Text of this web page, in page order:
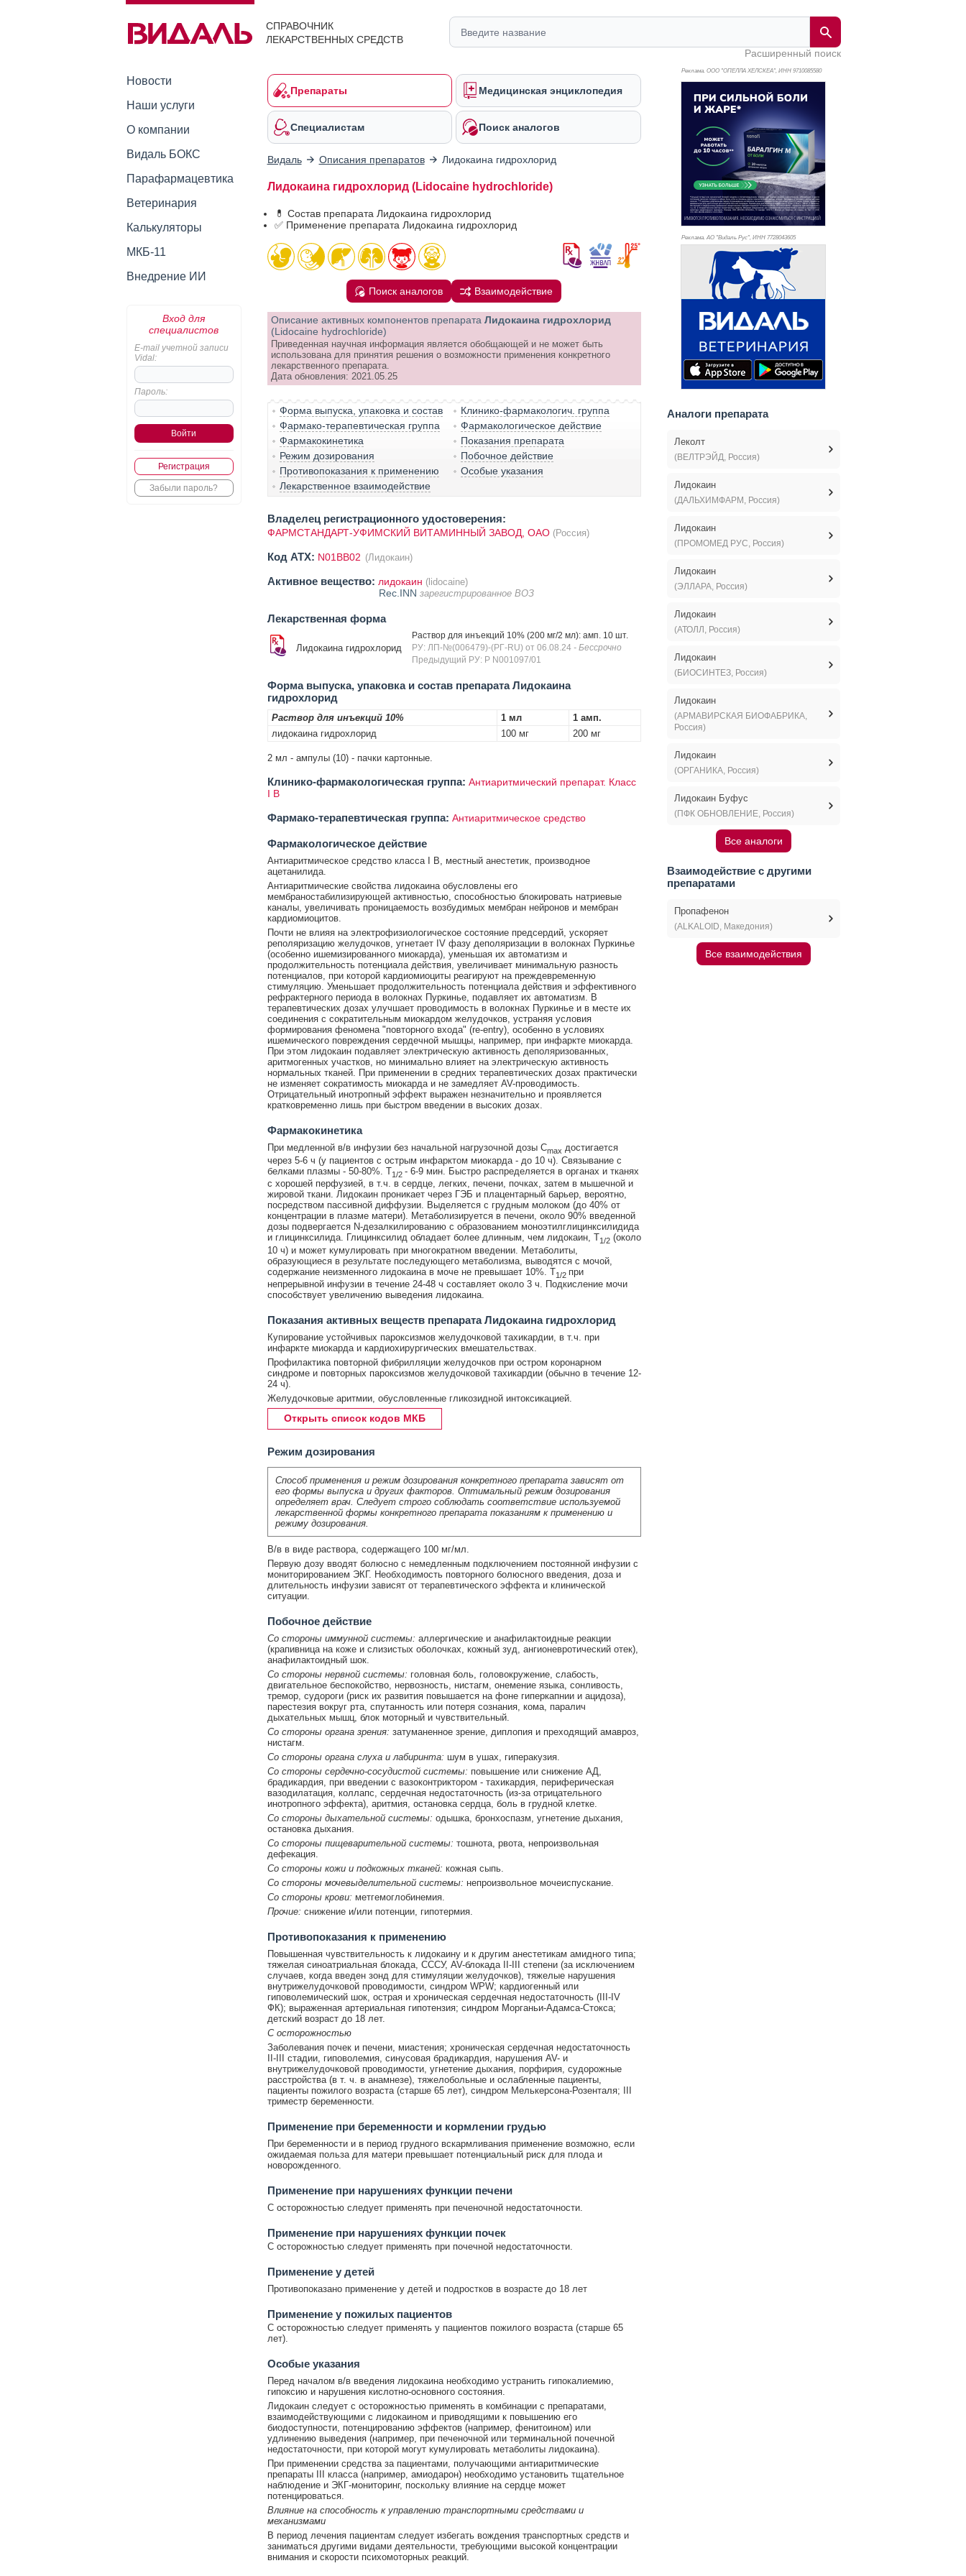
СПРАВОЧНИК
ЛЕКАРСТВЕННЫХ СРЕДСТВ
Расширенный поиск
Новости
Наши услуги
О компании
Видаль БОКС
Парафармацевтика
Ветеринария
Калькуляторы
МКБ-11
Внедрение ИИ
Вход для
специалистов
E-mail учетной записи
Vidal:
Пароль:
Регистрация
Забыли пароль?
Препараты Медицинская энциклопедия
Специалистам Поиск аналогов
Видаль Описания препаратов Лидокаина гидрохлорид
Лидокаина гидрохлорид (Lidocaine hydrochloride)
💊 Состав препарата Лидокаина гидрохлорид
✅ Применение препарата Лидокаина гидрохлорид
Поиск аналогов Взаимодействие
Описание активных компонентов препарата Лидокаина гидрохлорид
(Lidocaine hydrochloride)
Приведенная научная информация является обобщающей и не может быть
использована для принятия решения о возможности применения конкретного
лекарственного препарата.
Дата обновления: 2021.05.25
Форма выпуска, упаковка и состав
Клинико-фармакологич. группа
Фармако-терапевтическая группа
Фармакологическое действие
Фармакокинетика
Показания препарата
Режим дозирования
Побочное действие
Противопоказания к применению
Особые указания
Лекарственное взаимодействие
Владелец регистрационного удостоверения:
ФАРМСТАНДАРТ-УФИМСКИЙ ВИТАМИННЫЙ ЗАВОД, ОАО (Россия)
Код ATX: N01BB02 (Лидокаин)
Активное вещество: лидокаин (lidocaine)
Rec.INN зарегистрированное ВОЗ
Лекарственная форма
Лидокаина гидрохлорид
Раствор для инъекций 10% (200 мг/2 мл): амп. 10 шт.
РУ: ЛП-№(006479)-(РГ-RU) от 06.08.24 - Бессрочно
Предыдущий РУ: Р N001097/01
Форма выпуска, упаковка и состав препарата Лидокаина
гидрохлорид
Раствор для инъекций 10% 1 мл
1 амп.
лидокаина гидрохлорид
100 мг 200 мг
2 мл - ампулы (10) - пачки картонные.
Клинико-фармакологическая группа: Антиаритмический препарат. Класс
I B
Фармако-терапевтическая группа: Антиаритмическое средство
Фармакологическое действие
Антиаритмическое средство класса I B, местный анестетик, производное
ацетанилида.
Антиаритмические свойства лидокаина обусловлены его
мембраностабилизирующей активностью, способностью блокировать натриевые
каналы, увеличивать проницаемость возбудимых мембран нейронов и мембран
кардиомиоцитов.
Почти не влияя на электрофизиологическое состояние предсердий, ускоряет
реполяризацию желудочков, угнетает IV фазу деполяризации в волокнах Пуркинье
(особенно ишемизированного миокарда), уменьшая их автоматизм и
продолжительность потенциала действия, увеличивает минимальную разность
потенциалов, при которой кардиомиоциты реагируют на преждевременную
стимуляцию. Уменьшает продолжительность потенциала действия и эффективного
рефрактерного периода в волокнах Пуркинье, подавляет их автоматизм. В
терапевтических дозах улучшает проводимость в волокнах Пуркинье и в месте их
соединения с сократительным миокардом желудочков, устраняя условия
формирования феномена "повторного входа" (re-entry), особенно в условиях
ишемического повреждения сердечной мышцы, например, при инфаркте миокарда.
При этом лидокаин подавляет электрическую активность деполяризованных,
аритмогенных участков, но минимально влияет на электрическую активность
нормальных тканей. При применении в средних терапевтических дозах практически
не изменяет сократимость миокарда и не замедляет AV-проводимость.
Отрицательный инотропный эффект выражен незначительно и проявляется
кратковременно лишь при быстром введении в высоких дозах.
Фармакокинетика
При медленной в/в инфузии без начальной нагрузочной дозы Cmax достигается
через 5-6 ч (у пациентов с острым инфарктом миокарда - до 10 ч). Связывание с
белками плазмы - 50-80%. T1/2 - 6-9 мин. Быстро распределяется в органах и тканях
с хорошей перфузией, в т.ч. в сердце, легких, печени, почках, затем в мышечной и
жировой ткани. Лидокаин проникает через ГЭБ и плацентарный барьер, вероятно,
посредством пассивной диффузии. Выделяется с грудным молоком (до 40% от
концентрации в плазме матери). Метаболизируется в печени, около 90% введенной
дозы подвергается N-дезалкилированию с образованием моноэтилглицинксилидида
и глицинксилида. Глицинксилид обладает более длинным, чем лидокаин, T1/2(около
10 ч) и может кумулировать при многократном введении. Метаболиты,
образующиеся в результате последующего метаболизма, выводятся с мочой,
содержание неизменного лидокаина в моче не превышает 10%. T1/2 при
непрерывной инфузии в течение 24-48 ч составляет около 3 ч. Подкисление мочи
способствует увеличению выведения лидокаина.
Показания активных веществ препарата Лидокаина гидрохлорид
Купирование устойчивых пароксизмов желудочковой тахикардии, в т.ч. при
инфаркте миокарда и кардиохирургических вмешательствах.
Профилактика повторной фибрилляции желудочков при остром коронарном
синдроме и повторных пароксизмов желудочковой тахикардии (обычно в течение 12-
24 ч).
Желудочковые аритмии, обусловленные гликозидной интоксикацией.
Открыть список кодов МКБ
Режим дозирования
Способ применения и режим дозирования конкретного препарата зависят от
его формы выпуска и других факторов. Оптимальный режим дозирования
определяет врач. Следует строго соблюдать соответствие используемой
лекарственной формы конкретного препарата показаниям к применению и
режиму дозирования.
В/в в виде раствора, содержащего 100 мг/мл.
Первую дозу вводят болюсно с немедленным подключением постоянной инфузии с
мониторированием ЭКГ. Необходимость повторного болюсного введения, доза и
длительность инфузии зависят от терапевтического эффекта и клинической
ситуации.
Побочное действие
Со стороны иммунной системы: аллергические и анафилактоидные реакции
(крапивница на коже и слизистых оболочках, кожный зуд, ангионевротический отек),
анафилактоидный шок.
Со стороны нервной системы: головная боль, головокружение, слабость,
двигательное беспокойство, нервозность, нистагм, онемение языка, сонливость,
тремор, судороги (риск их развития повышается на фоне гиперкапнии и ацидоза),
парестезия вокруг рта, спутанность или потеря сознания, кома, паралич
дыхательных мышц, блок моторный и чувствительный.
Со стороны органа зрения: затуманенное зрение, диплопия и преходящий амавроз,
нистагм.
Со стороны органа слуха и лабиринта: шум в ушах, гиперакузия.
Со стороны сердечно-сосудистой системы: повышение или снижение АД,
брадикардия, при введении с вазоконтриктором - тахикардия, периферическая
вазодилатация, коллапс, сердечная недостаточность (из-за отрицательного
инотропного эффекта), аритмия, остановка сердца, боль в грудной клетке.
Со стороны дыхательной системы: одышка, бронхоспазм, угнетение дыхания,
остановка дыхания.
Со стороны пищеварительной системы: тошнота, рвота, непроизвольная
дефекация.
Со стороны кожи и подкожных тканей: кожная сыпь.
Со стороны мочевыделительной системы: непроизвольное мочеиспускание.
Со стороны крови: метгемоглобинемия.
Прочие: снижение и/или потенции, гипотермия.
Противопоказания к применению
Повышенная чувствительность к лидокаину и к другим анестетикам амидного типа;
тяжелая синоатриальная блокада, СССУ, AV-блокада II-III степени (за исключением
случаев, когда введен зонд для стимуляции желудочков), тяжелые нарушения
внутрижелудочковой проводимости, синдром WPW; кардиогенный или
гиповолемический шок, острая и хроническая сердечная недостаточность (III-IV
ФК); выраженная артериальная гипотензия; синдром Морганьи-Адамса-Стокса;
детский возраст до 18 лет.
С осторожностью
Заболевания почек и печени, миастения; хроническая сердечная недостаточность
II-III стадии, гиповолемия, синусовая брадикардия, нарушения AV- и
внутрижелудочковой проводимости, угнетение дыхания, порфирия, судорожные
расстройства (в т. ч. в анамнезе), тяжелобольные и ослабленные пациенты,
пациенты пожилого возраста (старше 65 лет), синдром Мелькерсона-Розенталя; III
триместр беременности.
Применение при беременности и кормлении грудью
При беременности и в период грудного вскармливания применение возможно, если
ожидаемая польза для матери превышает потенциальный риск для плода и
новорожденного.
Применение при нарушениях функции печени
С осторожностью следует применять при печеночной недостаточности.
Применение при нарушениях функции почек
С осторожностью следует применять при почечной недостаточности.
Применение у детей
Противопоказано применение у детей и подростков в возрасте до 18 лет
Применение у пожилых пациентов
C осторожностью следует применять у пациентов пожилого возраста (старше 65
лет).
Особые указания
Перед началом в/в введения лидокаина необходимо устранить гипокалиемию,
гипоксию и нарушения кислотно-основного состояния.
Лидокаин следует с осторожностью применять в комбинации с препаратами,
взаимодействующими с лидокаином и приводящими к повышению его
биодоступности, потенцированию эффектов (например, фенитоином) или
удлинению выведения (например, при печеночной или терминальной почечной
недостаточности, при которой могут кумулировать метаболиты лидокаина).
При применении средства за пациентами, получающими антиаритмические
препараты III класса (например, амиодарон) необходимо установить тщательное
наблюдение и ЭКГ-мониторинг, поскольку влияние на сердце может
потенцироваться.
Влияние на способность к управлению транспортными средствами и
механизмами
В период лечения пациентам следует избегать вождения транспортных средств и
заниматься другими видами деятельности, требующими высокой концентрации
внимания и скорости психомоторных реакций.
Реклама. ООО "ОПЕЛЛА ХЕЛСКЕА", ИНН 9710085580
Реклама. АО "Видаль Рус", ИНН 7728043605
Аналоги препарата
Леколт
(ВЕЛТРЭЙД, Россия)
Лидокаин
(ДАЛЬХИМФАРМ, Россия)
Лидокаин
(ПРОМОМЕД РУС, Россия)
Лидокаин
(ЭЛЛАРА, Россия)
Лидокаин
(АТОЛЛ, Россия)
Лидокаин
(БИОСИНТЕЗ, Россия)
Лидокаин
(АРМАВИРСКАЯ БИОФАБРИКА,
Россия)
Лидокаин
(ОРГАНИКА, Россия)
Лидокаин Буфус
(ПФК ОБНОВЛЕНИЕ, Россия)
Все аналоги
Взаимодействие с другими
препаратами
Пропафенон
(ALKALOID, Македония)
Все взаимодействия